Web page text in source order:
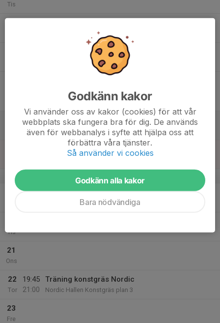
Tis
Träning konstgräs Nordic
Nordic Hallen Konstgräs plan 3
DM Herrar Grupp 3 2024
Nordichallen
Träning inomhus
Tis
21
Ons
22
Tor
19:45
21:00
Träning konstgräs Nordic
Nordic Hallen Konstgräs plan 3
23
Fre
Godkänn kakor
Vi använder oss av kakor (cookies) för att vår
webbplats ska fungera bra för dig. De används
även för webbanalys i syfte att hjälpa oss att
förbättra våra tjänster.
Så använder vi cookies
Godkänn alla kakor
Bara nödvändiga